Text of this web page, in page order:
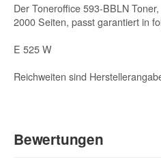
Der Toneroffice 593-BBLN
2000 Seiten, passt garantiert in
E 525 W
Reichweiten sind
Bewertungen